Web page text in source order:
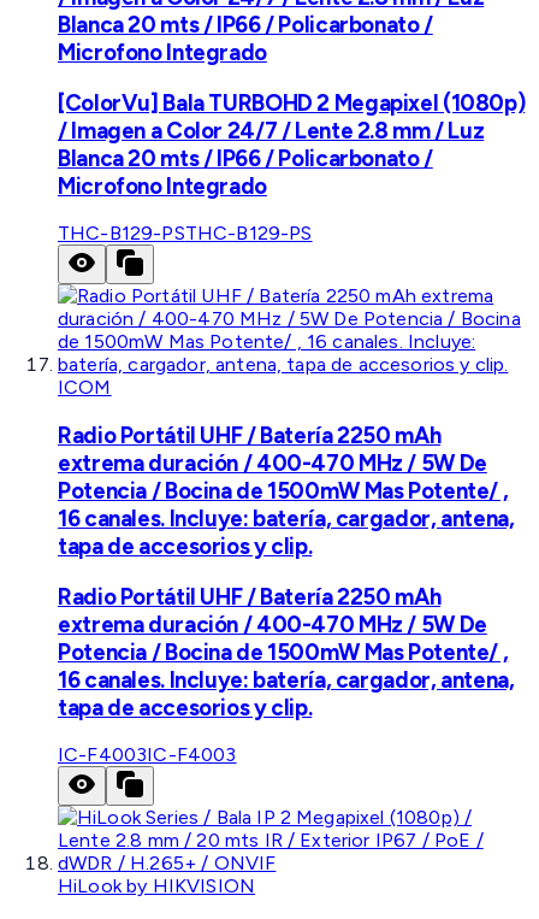
Blanca 20 mts / IP66 / Policarbonato /
Microfono Integrado
[ColorVu] Bala TURBOHD 2 Megapixel (1080p)
/ Imagen a Color 24/7 / Lente 2.8 mm / Luz
Blanca 20 mts / IP66 / Policarbonato /
Microfono Integrado
THC-B129-PSTHC-B129-PS
ICOM
Radio Portátil UHF / Batería 2250 mAh
extrema duración / 400-470 MHz / 5W De
Potencia / Bocina de 1500mW Mas Potente/ ,
16 canales. Incluye: batería, cargador, antena,
tapa de accesorios y clip.
Radio Portátil UHF / Batería 2250 mAh
extrema duración / 400-470 MHz / 5W De
Potencia / Bocina de 1500mW Mas Potente/ ,
16 canales. Incluye: batería, cargador, antena,
tapa de accesorios y clip.
IC-F4003IC-F4003
HiLook by HIKVISION